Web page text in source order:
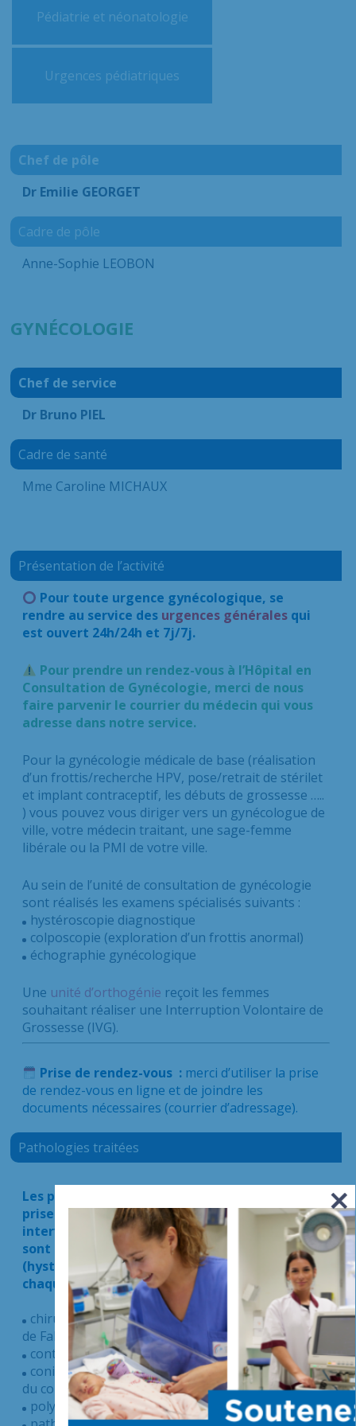
Pédiatrie et néonatologie
Urgences pédiatriques
Chef de pôle
Dr Emilie GEORGET
Cadre de pôle
Anne-Sophie LEOBON
GYNÉCOLOGIE
Chef de service
Dr Bruno PIEL
Cadre de santé
Mme Caroline MICHAUX
Présentation de l’activité
Pour toute urgence gynécologique, se
rendre au service des urgences générales qui
est ouvert 24h/24h et 7j/7j.
Pour prendre un rendez-vous à l’Hôpital en
Consultation de Gynécologie, merci de nous
faire parvenir le courrier du médecin qui vous
adresse dans notre service.
Pour la gynécologie médicale de base (réalisation
d’un frottis/recherche HPV, pose/retrait de stérilet
et implant contraceptif, les débuts de grossesse …..
) vous pouvez vous diriger vers un gynécologue de
ville, votre médecin traitant, une sage-femme
libérale ou la PMI de votre ville.
Au sein de l’unité de consultation de gynécologie
sont réalisés les examens spécialisés suivants :
hystéroscopie diagnostique
colposcopie (exploration d’un frottis anormal)
échographie gynécologique
Une unité d’orthogénie reçoit les femmes
souhaitant réaliser une Interruption Volontaire de
Grossesse (IVG).
Prise de rendez-vous : merci d’utiliser la prise
de rendez-vous en ligne et de joindre les
documents nécessaires (courrier d’adressage).
Pathologies traitées
Les pathologies gynécologiques courantes sont
prises en charge dans le service pour avis et
intervention chirurgicale. Les interventions
sont réalisées par voie endoscopique
(hystéroscopie opératoire, cœlioscopie) à
chaque fois que possible.
chirurgie des annexes (kystes de l’ovaire, trompes
de Fallope)
contraception définitive (ligature des trompes)
conisation (chirurgie des lésions pré-cancéreuses
du col de l’utérus)
polype de l’utérus